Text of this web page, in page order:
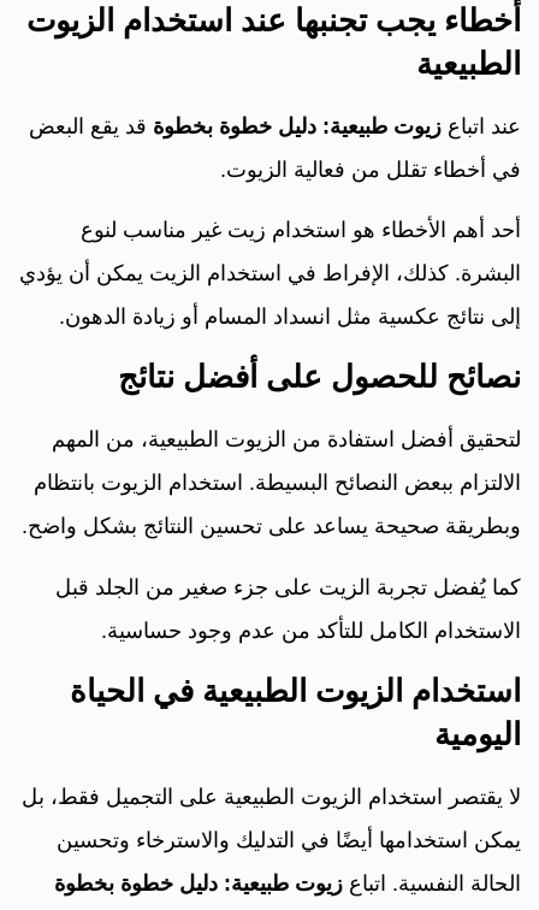
أخطاء يجب تجنبها عند استخدام الزيوت
الطبيعية
عند اتباع زيوت طبيعية: دليل خطوة بخطوة قد يقع البعض
في أخطاء تقلل من فعالية الزيوت.
أحد أهم الأخطاء هو استخدام زيت غير مناسب لنوع
البشرة. كذلك، الإفراط في استخدام الزيت يمكن أن يؤدي
إلى نتائج عكسية مثل انسداد المسام أو زيادة الدهون.
نصائح للحصول على أفضل نتائج
لتحقيق أفضل استفادة من الزيوت الطبيعية، من المهم
الالتزام ببعض النصائح البسيطة. استخدام الزيوت بانتظام
وبطريقة صحيحة يساعد على تحسين النتائج بشكل واضح.
كما يُفضل تجربة الزيت على جزء صغير من الجلد قبل
الاستخدام الكامل للتأكد من عدم وجود حساسية.
استخدام الزيوت الطبيعية في الحياة
اليومية
لا يقتصر استخدام الزيوت الطبيعية على التجميل فقط، بل
يمكن استخدامها أيضًا في التدليك والاسترخاء وتحسين
الحالة النفسية. اتباع زيوت طبيعية: دليل خطوة بخطوة